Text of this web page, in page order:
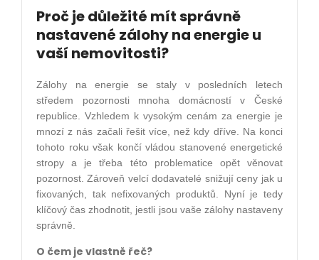
Proč je důležité mít správně
nastavené zálohy na energie u
vaší nemovitosti?
Zálohy na energie se staly v posledních letech
středem pozornosti mnoha domácností v České
republice. Vzhledem k vysokým cenám za energie je
mnozí z nás začali řešit více, než kdy dříve. Na konci
tohoto roku však končí vládou stanovené energetické
stropy a je třeba této problematice opět věnovat
pozornost. Zároveň velcí dodavatelé snižují ceny jak u
fixovaných, tak nefixovaných produktů. Nyní je tedy
klíčový čas zhodnotit, jestli jsou vaše zálohy nastaveny
správně.
O čem je vlastně řeč?